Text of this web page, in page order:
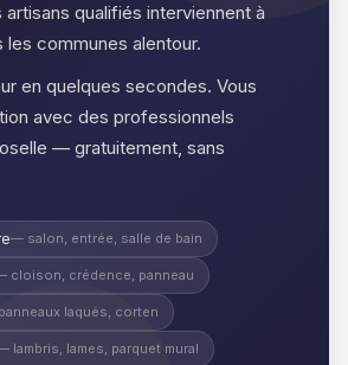
qualifiés interviennent à
les communes alentour.
en quelques secondes. Vous
avec des professionnels
— gratuitement, sans
— salon, entrée, salle de bain
cloison, crédence, panneau
laqués, corten
lambris, lames, parquet mural